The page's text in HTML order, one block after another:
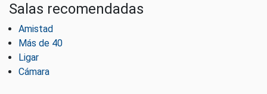
Salas recomendadas
Amistad
Más de 40
Ligar
Cámara